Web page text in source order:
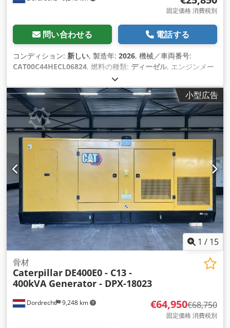
固定価格 消費税別
問い合わせる 電話する
コンディション: 新しい, 製造年: 2026, 機械／車両番号:
CAT00C44HECL06824, 燃料の種類: ディーゼル, エンジンメー
小型広告
1 / 15
Dordrecht 9,248 km
骨材
Caterpillar DE400E0 - C13 -
400kVA Generator - DPX-18023
€64,950€68,750
固定価格 消費税別